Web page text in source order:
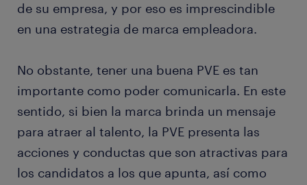
de su empresa, y por eso es imprescindible
en una estrategia de marca empleadora.
No obstante, tener una buena PVE es tan
importante como poder comunicarla. En este
sentido, si bien la marca brinda un mensaje
para atraer al talento, la PVE presenta las
acciones y conductas que son atractivas para
los candidatos a los que apunta, así como